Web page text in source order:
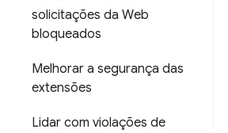
solicitações da Web
bloqueados
Melhorar a segurança das
extensões
Lidar com violações de